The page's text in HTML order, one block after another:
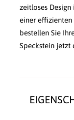
zeitloses Design
einer effizienten
bestellen Sie
Speckstein jetzt